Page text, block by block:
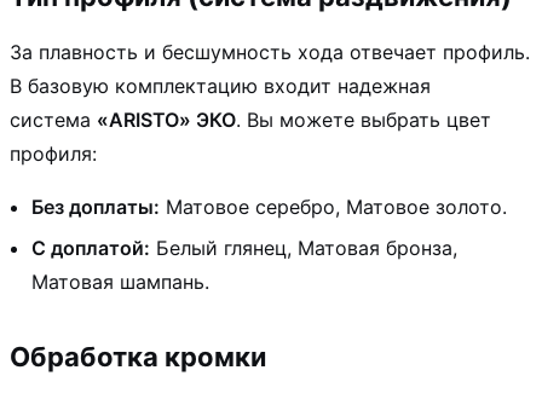
За плавность и бесшумность хода отвечает профиль.
В базовую комплектацию входит надежная
система «ARISTO» ЭКО. Вы можете выбрать цвет
профиля:
Без доплаты: Матовое серебро, Матовое золото.
С доплатой: Белый глянец, Матовая бронза,
Матовая шампань.
Обработка кромки